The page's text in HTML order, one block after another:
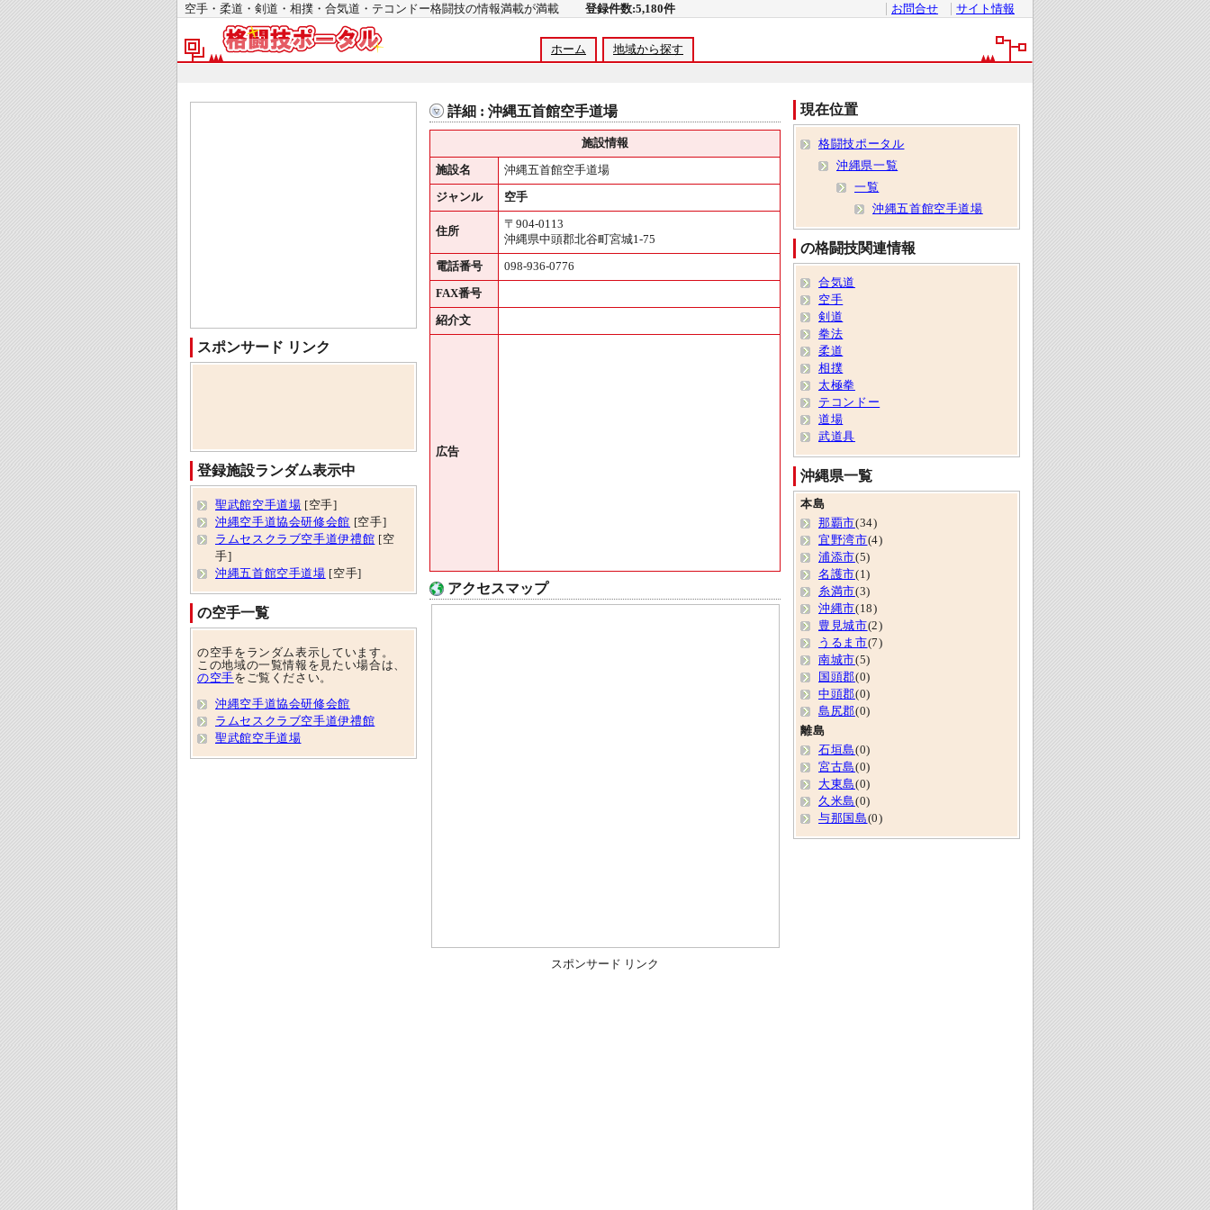
空手・柔道・剣道・相撲・合気道・テコンドー格闘技の情報満載が満載 登録件数:5,180件 お問合せ サイト情報
ホーム 地域から探す
詳細 : 沖縄五首館空手道場
施設情報
施設名 沖縄五首館空手道場
ジャンル 空手
住所
〒904-0113
沖縄県中頭郡北谷町宮城1-75
電話番号 098-936-0776
FAX番号
紹介文
広告
アクセスマップ
スポンサード リンク
スポンサード リンク
登録施設ランダム表示中
聖武館空手道場 [空手]
沖縄空手道協会研修会館 [空手]
ラムセスクラブ空手道伊禮館 [空
手]
沖縄五首館空手道場 [空手]
の空手一覧
の空手をランダム表示しています。
この地域の一覧情報を見たい場合は、
の空手をご覧ください。
沖縄空手道協会研修会館
ラムセスクラブ空手道伊禮館
聖武館空手道場
現在位置
格闘技ポータル
沖縄県一覧
一覧
沖縄五首館空手道場
の格闘技関連情報
合気道
空手
剣道
拳法
柔道
相撲
太極拳
テコンドー
道場
武道具
沖縄県一覧
本島
那覇市(34)
宜野湾市(4)
浦添市(5)
名護市(1)
糸満市(3)
沖縄市(18)
豊見城市(2)
うるま市(7)
南城市(5)
国頭郡(0)
中頭郡(0)
島尻郡(0)
離島
石垣島(0)
宮古島(0)
大東島(0)
久米島(0)
与那国島(0)